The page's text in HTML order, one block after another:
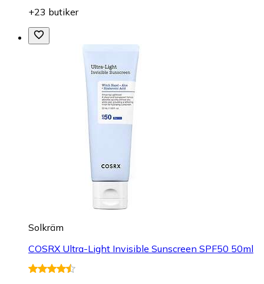
+23 butiker
Solkräm
COSRX Ultra-Light Invisible Sunscreen SPF50 50ml